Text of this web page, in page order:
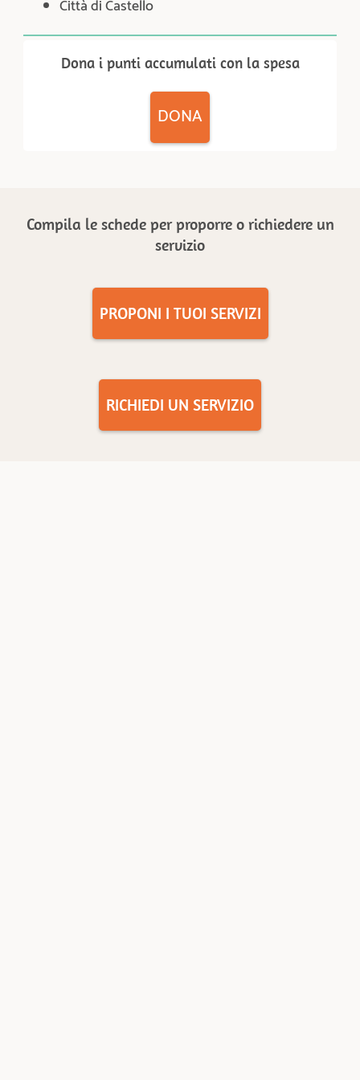
Città di Castello
Dona i punti accumulati con la spesa
DONA
Compila le schede per proporre o richiedere un
servizio
PROPONI I TUOI SERVIZI
RICHIEDI UN SERVIZIO